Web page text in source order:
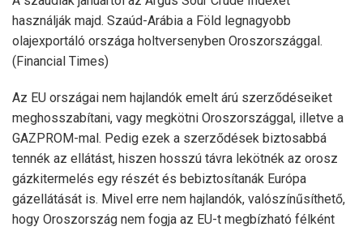
használják majd. Szaúd-Arábia a Föld legnagyobb
olajexportáló országa holtversenyben Oroszországgal.
(Financial Times)
Az EU országai nem hajlandók emelt árú szerződéseiket
meghosszabítani, vagy megkötni Oroszországgal, illetve a
GAZPROM-mal. Pedig ezek a szerződések biztosabbá
tennék az ellátást, hiszen hosszú távra lekötnék az orosz
gázkitermelés egy részét és bebiztosítanák Európa
gázellátását is. Mivel erre nem hajlandók, valószínűsíthető,
hogy Oroszország nem fogja az EU-t megbízható félként